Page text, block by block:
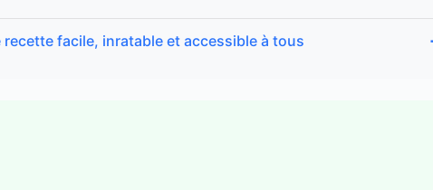
facile, inratable et accessible à tous